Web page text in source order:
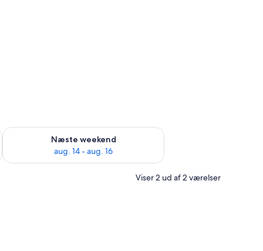
aug. 7 - aug. 9
Næste weekend
aug. 14 - aug. 16
Tjek tilgængelighed for næste weekend aug. 14 - aug. 16
Viser 2 ud af 2 værelser
et skrivebord, en stol, et vindue og en dør.